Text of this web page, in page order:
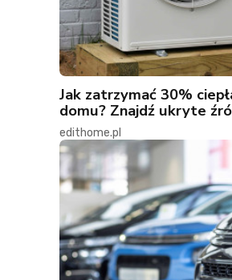
Jak zatrzymać 30%
domu? Znajdź ukryte
edithome.pl